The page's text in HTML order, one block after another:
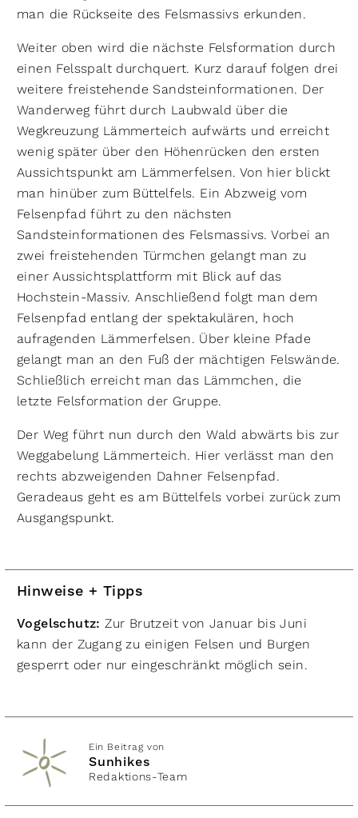
man die Rückseite des Felsmassivs erkunden.
Weiter oben wird die nächste Felsformation durch
einen Felsspalt durchquert. Kurz darauf folgen drei
weitere freistehende Sandsteinformationen. Der
Wanderweg führt durch Laubwald über die
Wegkreuzung Lämmerteich aufwärts und erreicht
wenig später über den Höhenrücken den ersten
Aussichtspunkt am Lämmerfelsen. Von hier blickt
man hinüber zum Büttelfels. Ein Abzweig vom
Felsenpfad führt zu den nächsten
Sandsteinformationen des Felsmassivs. Vorbei an
zwei freistehenden Türmchen gelangt man zu
einer Aussichtsplattform mit Blick auf das
Hochstein-Massiv. Anschließend folgt man dem
Felsenpfad entlang der spektakulären, hoch
aufragenden Lämmerfelsen. Über kleine Pfade
gelangt man an den Fuß der mächtigen Felswände.
Schließlich erreicht man das Lämmchen, die
letzte Felsformation der Gruppe.
Der Weg führt nun durch den Wald abwärts bis zur
Weggabelung Lämmerteich. Hier verlässt man den
rechts abzweigenden Dahner Felsenpfad.
Geradeaus geht es am Büttelfels vorbei zurück zum
Ausgangspunkt.
Hinweise + Tipps
Vogelschutz:Zur Brutzeit von Januar bis Juni
kann der Zugang zu einigen Felsen und Burgen
gesperrt oder nur eingeschränkt möglich sein.
Ein Beitrag von
Sunhikes
Redaktions-Team